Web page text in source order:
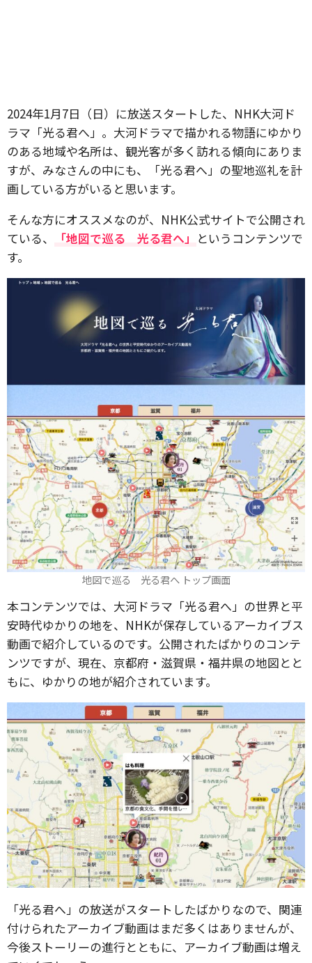
2024年1月7日（日）に放送スタートした、NHK大河ド
ラマ「光る君へ」。大河ドラマで描かれる物語にゆかり
のある地域や名所は、観光客が多く訪れる傾向にありま
すが、みなさんの中にも、「光る君へ」の聖地巡礼を計
画している方がいると思います。
そんな方にオススメなのが、NHK公式サイトで公開され
ている、
「地図で巡る 光る君へ」 というコンテンツで
す。
地図で巡る 光る君へ トップ画面
本コンテンツでは、大河ドラマ「光る君へ」の世界と平
安時代ゆかりの地を、NHKが保存しているアーカイブス
動画で紹介しているのです。公開されたばかりのコンテ
ンツですが、現在、京都府・滋賀県・福井県の地図とと
もに、ゆかりの地が紹介されています。
「光る君へ」の放送がスタートしたばかりなので、関連
付けられたアーカイブ動画はまだ多くはありませんが、
今後ストーリーの進行とともに、アーカイブ動画は増え